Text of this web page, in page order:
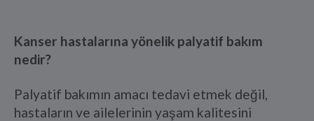
Kanser hastalarına yönelik palyatif bakım
nedir?
Palyatif bakımın amacı tedavi etmek değil,
hastaların ve ailelerinin yaşam kalitesini